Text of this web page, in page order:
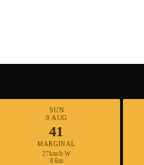
SUN
9 AUG
41
MARGINAL
27km/h W
0.6m